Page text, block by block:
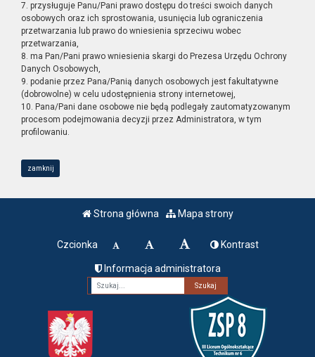
7. przysługuje Panu/Pani prawo dostępu do treści swoich danych
osobowych oraz ich sprostowania, usunięcia lub ograniczenia
przetwarzania lub prawo do wniesienia sprzeciwu wobec
przetwarzania,
8. ma Pan/Pani prawo wniesienia skargi do Prezesa Urzędu Ochrony
Danych Osobowych,
9. podanie przez Pana/Panią danych osobowych jest fakultatywne
(dobrowolne) w celu udostępnienia strony internetowej,
10. Pana/Pani dane osobowe nie będą podlegały zautomatyzowanym
procesom podejmowania decyzji przez Administratora, w tym
profilowaniu.
zamknij
Strona główna Mapa strony
Czcionka Kontrast
Informacja administratora
Fraza